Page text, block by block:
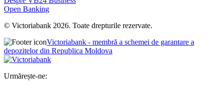
Open Banking
© Victoriabank 2026. Toate drepturile rezervate.
Victoriabank - membră a schemei de garantare a
depozitelor din Republica Moldova
Urmărește-ne: